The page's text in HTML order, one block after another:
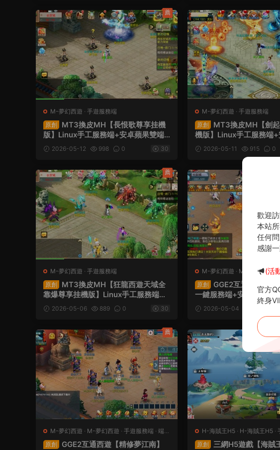
M-夢幻西遊 · 手遊服務端
原創
MT3換皮MH【長恨歌尊享挂機
版】Linux手工服務端+安卓蘋果雙端+
GM後台+全套源碼+視頻架設教程
2026-05-12 998 0 30
薦
M-夢幻西遊 · 手遊服務端
原創
MT3換皮MH【劍
機版】Linux手工服務端
端+GM後台+全套源碼+
2026-05-11 915 0
M-夢幻西遊 · 手遊服務端
原創
MT3換皮MH【狂龍西遊天域全
靠爆尊享挂機版】Linux手工服務端
+安卓蘋果雙端+GM後台+全套源碼
+視頻架設教程
2026-05-06 889 0 30
薦
M-夢幻西遊 · M-夢幻西遊·
服務端
原創
GGE2互通西遊【
一鍵服務端+安卓蘋果
具+全套源碼+視頻架設
2026-05-04
M-夢幻西遊 · M-夢幻西遊 · 手遊服務端 · 端遊
服務端
原創
GGE2互通西遊【精修夢江南】
薦
H-海賊王H5 · H-海賊王H5 ·
遊服務端
原創
三網H5遊戲【海賊
歡迎
本站
任何
感謝
(活
官方
終身